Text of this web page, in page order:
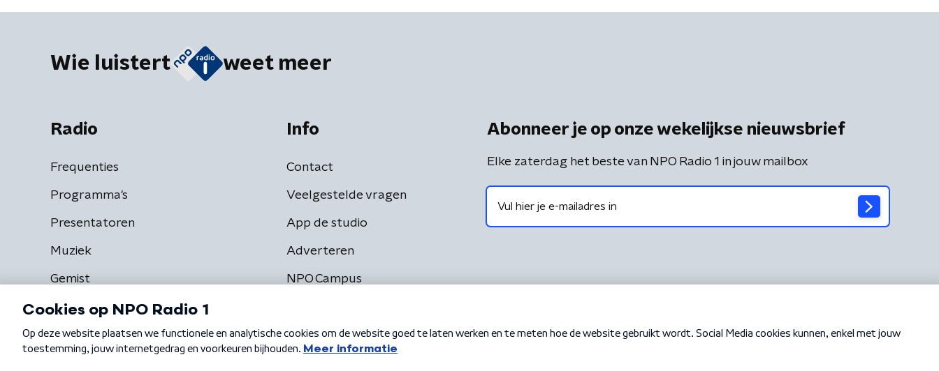
Wie luistert weet meer
Radio
Frequenties
Programma's
Presentatoren
Muziek
Gemist
Info
Contact
Veelgestelde vragen
App de studio
Adverteren
NPO Campus
Abonneer je op onze wekelijkse nieuwsbrief
Elke zaterdag het beste van NPO Radio 1 in jouw mailbox
Algemene voorwaarden Privacybeleid